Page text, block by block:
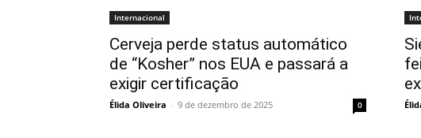
Internacional
Cerveja perde status automático
de “Kosher” nos EUA e passará a
exigir certificação
Élida Oliveira - 9 de dezembro de 2025 0